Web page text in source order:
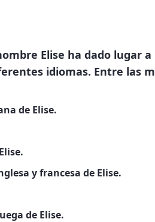
Elise ha dado lugar a
idiomas. Entre las
de Elise.
y francesa de Elise.
de Elise.